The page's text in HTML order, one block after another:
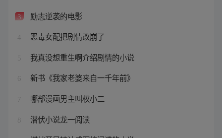
3 励志逆袭的电影
4 恶毒女配把剧情改崩了
5 我真没想重生啊介绍剧情的小说
6 新书《我家老婆来自一千年前》
7 哪部漫画男主叫权小二
8 潜伏小说龙一阅读